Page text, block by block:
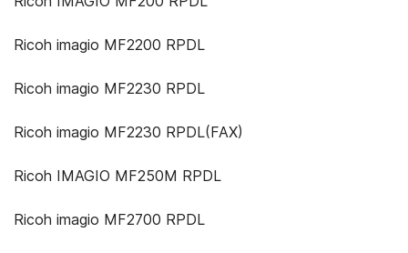
Ricoh imagio MF2200 RPDL
Ricoh imagio MF2230 RPDL
Ricoh imagio MF2230 RPDL(FAX)
Ricoh IMAGIO MF250M RPDL
Ricoh imagio MF2700 RPDL